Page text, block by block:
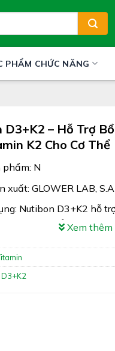
PHẨM CHỨC NĂNG
D3+K2 – Hỗ Trợ
K2 Cho Cơ Thể
phẩm: N
xuất: GLOWER LAB, S.A
Nutibon D3+K2 hỗ
K2 cho cơ thể
2857/2023/ĐKSP
Xem thêm